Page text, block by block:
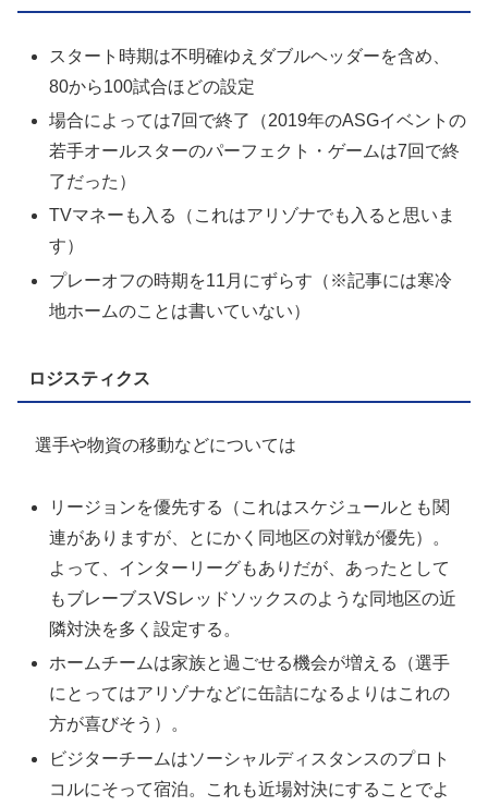
スタート時期は不明確ゆえダブルヘッダーを含め、
80から100試合ほどの設定
場合によっては7回で終了（2019年のASGイベントの
若手オールスターのパーフェクト・ゲームは7回で終
了だった）
TVマネーも入る（これはアリゾナでも入ると思いま
す）
プレーオフの時期を11月にずらす（※記事には寒冷
地ホームのことは書いていない）
ロジスティクス
選手や物資の移動などについては
リージョンを優先する（これはスケジュールとも関
連がありますが、とにかく同地区の対戦が優先）。
よって、インターリーグもありだが、あったとして
もブレーブスVSレッドソックスのような同地区の近
隣対決を多く設定する。
ホームチームは家族と過ごせる機会が増える（選手
にとってはアリゾナなどに缶詰になるよりはこれの
方が喜びそう）。
ビジターチームはソーシャルディスタンスのプロト
コルにそって宿泊。これも近場対決にすることでよ